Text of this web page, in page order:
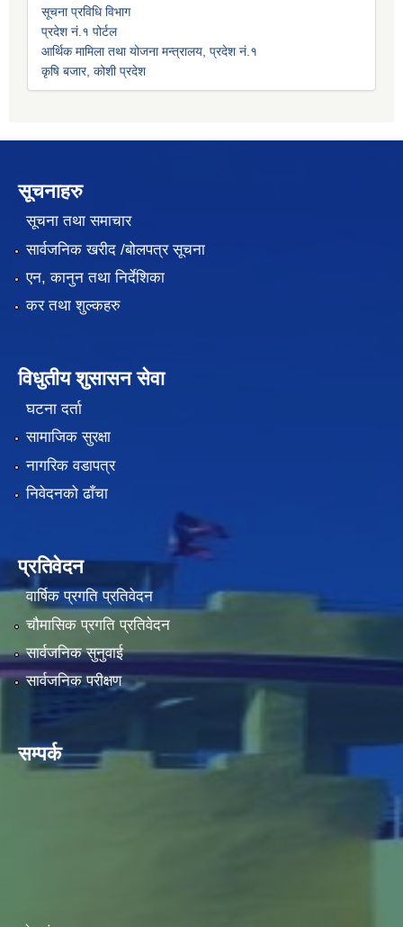
सूचना प्रविधि विभाग
प्रदेश नं.१ पोर्टल
आर्थिक मामिला तथा योजना मन्त्रालय, प्रदेश नं.१
कृषि बजार, कोशी प्रदेश
सूचनाहरु
सूचना तथा समाचार
सार्वजनिक खरीद /बोलपत्र सूचना
एन, कानुन तथा निर्देशिका
कर तथा शुल्कहरु
विधुतीय शुसासन सेवा
घटना दर्ता
सामाजिक सुरक्षा
नागरिक वडापत्र
निवेदनको ढाँचा
प्रतिवेदन
वार्षिक प्रगति प्रतिवेदन
चौमासिक प्रगति प्रतिवेदन
सार्वजनिक सुनुवाई
सार्वजनिक परीक्षण
सम्पर्क